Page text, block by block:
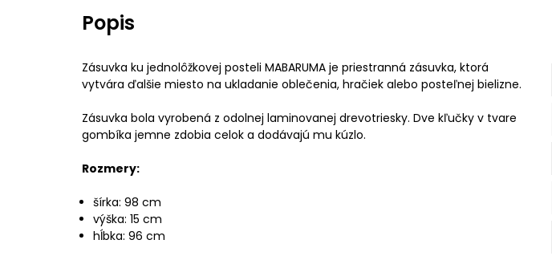
Popis
Zásuvka ku jednolôžkovej posteli MABARUMA je priestranná zásuvka, ktorá
vytvára ďalšie miesto na ukladanie oblečenia, hračiek alebo posteľnej bielizne.
Zásuvka bola vyrobená z odolnej laminovanej drevotriesky. Dve kľučky v tvare
gombíka jemne zdobia celok a dodávajú mu kúzlo.
Rozmery:
šírka: 98 cm
výška: 15 cm
hĺbka: 96 cm